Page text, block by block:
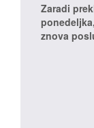
Zaradi
znova